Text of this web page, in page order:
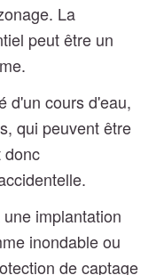
La
peut être un
d'un cours d'eau,
qui peuvent être
donc
implantation
inondable ou
de captage